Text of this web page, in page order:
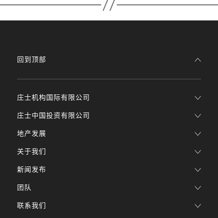
庄士机构国际有限公司
庄士中国投资有限公司
地产发展
关于我们
新闻发布
团队
回到顶部
联系我们